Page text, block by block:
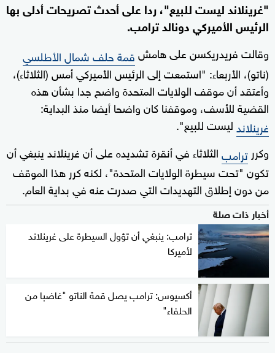
"غرينلاند ليست للبيع"، ردا على أحدث تصريحات أدلى بها
الرئيس الأميركي دونالد ترامب.
وقالت فريدريكسن على هامشقمة حلف شمال الأطلسي
(ناتو)، الأربعاء: "استمعت إلى الرئيس الأميركي أمس (الثلاثاء)،
وأعتقد أن موقف الولايات المتحدة واضح جدا بشأن هذه
القضية للأسف، وموقفنا كان واضحا أيضا منذ البداية:
غرينلاندليست للبيع".
وكرر ترامبالثلاثاء في أنقرة تشديده على أن غرينلاند ينبغي أن
تكون "تحت سيطرة الولايات المتحدة"، لكنه كرر هذا الموقف
من دون إطلاق التهديدات التي صدرت عنه في بداية العام.
أخبار ذات صلة
ترامب: ينبغي أن تؤول السيطرة على غرينلاند
لأميركا
أكسيوس: ترامب يصل قمة الناتو "غاضبا من
الحلفاء"